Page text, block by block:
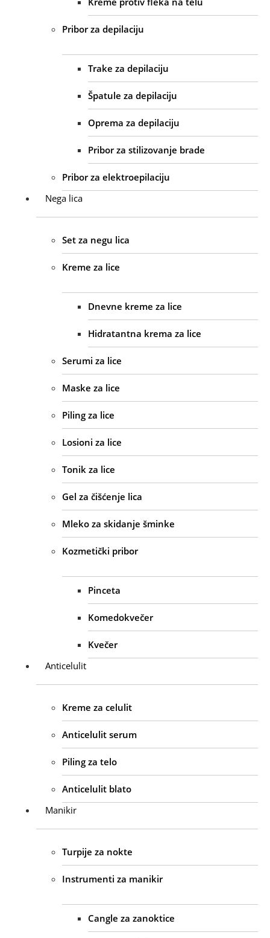
Pribor za depilaciju
Trake za depilaciju
Špatule za depilaciju
Oprema za depilaciju
Pribor za stilizovanje brade
Pribor za elektroepilaciju
Nega lica
Set za negu lica
Kreme za lice
Dnevne kreme za lice
Hidratantna krema za lice
Serumi za lice
Maske za lice
Piling za lice
Losioni za lice
Tonik za lice
Gel za čišćenje lica
Mleko za skidanje šminke
Kozmetički pribor
Pinceta
Komedokvečer
Kvečer
Anticelulit
Kreme za celulit
Anticelulit serum
Piling za telo
Anticelulit blato
Manikir
Turpije za nokte
Instrumenti za manikir
Cangle za zanoktice